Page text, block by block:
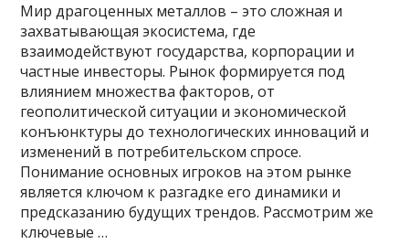
Мир драгоценных металлов – это сложная и
захватывающая экосистема, где
взаимодействуют государства, корпорации и
частные инвесторы. Рынок формируется под
влиянием множества факторов, от
геополитической ситуации и экономической
конъюнктуры до технологических инноваций и
изменений в потребительском спросе.
Понимание основных игроков на этом рынке
является ключом к разгадке его динамики и
предсказанию будущих трендов. Рассмотрим же
ключевые …